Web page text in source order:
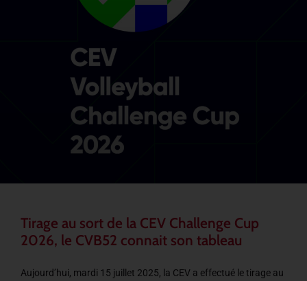
Tirage au sort de la CEV Challenge Cup
2026, le CVB52 connait son tableau
Aujourd’hui, mardi 15 juillet 2025, la CEV a effectué le tirage au